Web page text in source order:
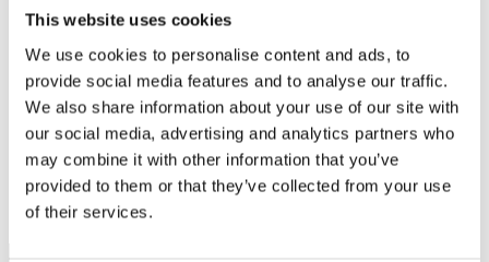
This website uses cookies
We use cookies to personalise content and ads, to
provide social media features and to analyse our traffic.
We also share information about your use of our site with
our social media, advertising and analytics partners who
may combine it with other information that you’ve
provided to them or that they’ve collected from your use
of their services.
webbläsare till nästa gång jag skriver en kommentar.
Flera fördelar med det offentliga som kund
Missnöjd med upphandlingen? Då kan du få den prövad i
domstol.